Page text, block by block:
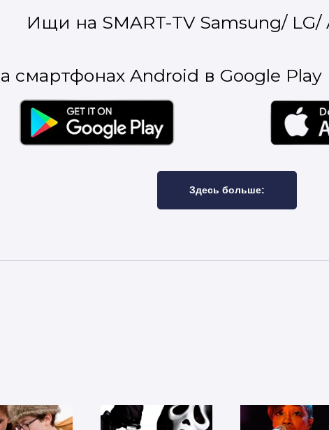
Ищи на SMART-TV Samsung/ LG/
смартфонах Android в Google Play
Здесь больше: